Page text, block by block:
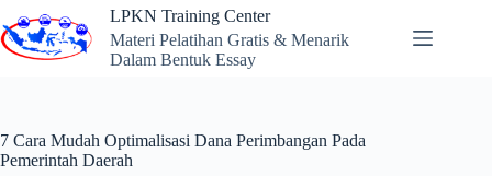
to
content
LPKN Training Center
Materi Pelatihan Gratis & Menarik
Dalam Bentuk Essay
7 Cara Mudah Optimalisasi Dana Perimbangan Pada
Pemerintah Daerah